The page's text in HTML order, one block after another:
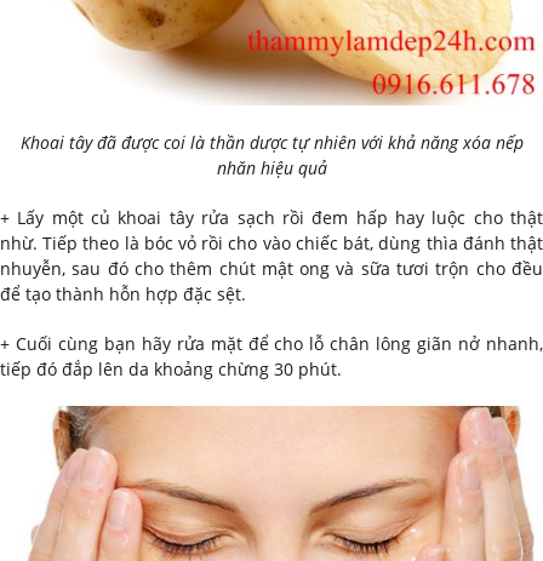
Khoai tây đã được coi là thần dược tự nhiên với khả năng xóa nếp
nhăn hiệu quả
+ Lấy một củ khoai tây rửa sạch rồi đem hấp hay luộc cho thật
nhừ. Tiếp theo là bóc vỏ rồi cho vào chiếc bát, dùng thìa đánh thật
nhuyễn, sau đó cho thêm chút mật ong và sữa tươi trộn cho đều
để tạo thành hỗn hợp đặc sệt.
+ Cuối cùng bạn hãy rửa mặt để cho lỗ chân lông giãn nở nhanh,
tiếp đó đắp lên da khoảng chừng 30 phút.